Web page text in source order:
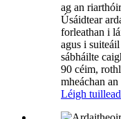
ag an
Úsáidtear
forleathan i
agus i
sábháilte
90 céim,
mheáchan
Léigh